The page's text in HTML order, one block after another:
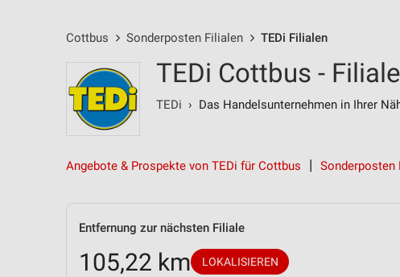
Cottbus Sonderposten Filialen TEDi Filialen
TEDi Cottbus -
TEDi › Das Handelsunternehmen in Ihrer
Angebote & Prospekte von TEDi für Cottbus Sonderposten
Entfernung zur nächsten Filiale
105,22 km LOKALISIEREN